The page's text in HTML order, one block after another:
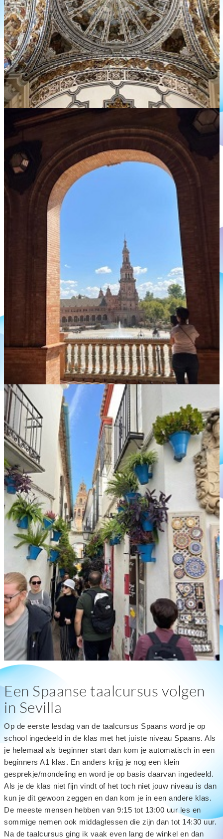
Een Spaanse taalcursus volgen
in Sevilla
Op de eerste lesdag van de taalcursus Spaans word je op
school ingedeeld in de klas met het juiste niveau Spaans. Als
je helemaal als beginner start dan kom je automatisch in een
beginners A1 klas. En anders krijg je nog een klein
gesprekje/mondeling en word je op basis daarvan ingedeeld.
Als je de klas niet fijn vindt of het toch niet jouw niveau is dan
kun je dit gewoon zeggen en dan kom je in een andere klas.
De meeste mensen hebben van 9:15 tot 13:00 uur les en
sommige nemen ook middaglessen die zijn dan tot 14:30 uur.
Na de taalcursus ging ik vaak even lang de winkel en dan